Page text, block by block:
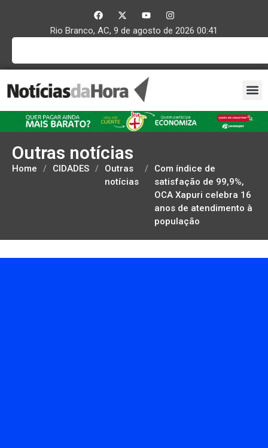
Rio Branco, AC, 9 de agosto de 2026 00:41
Outras notícias
Home / CIDADES /
Outras
notícias
/
Com índice de
satisfação de 99,9%,
OCA Xapuri celebra 16
anos de atendimento à
população